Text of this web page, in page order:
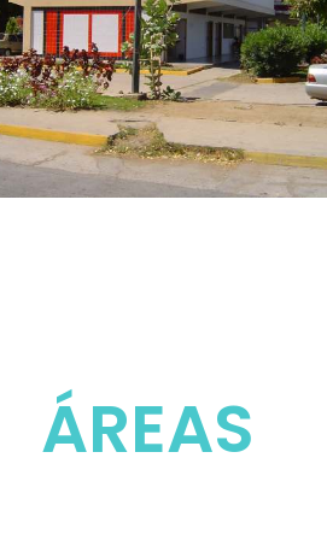
ÁREAS